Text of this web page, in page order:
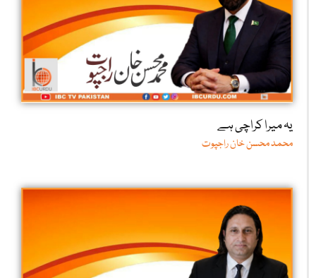
یہ میرا کراچی ہے
محمد محسن خان راجپوت